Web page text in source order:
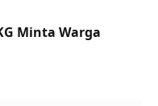
Minta Warga